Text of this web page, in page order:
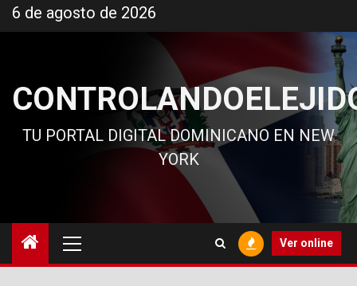
al
6 de agosto de 2026
TU PORTAL DIGITAL DOMINICANO EN NEW
YORK
principal
Ver online